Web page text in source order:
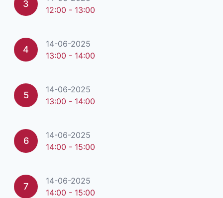
3
12:00 - 13:00
4
14-06-2025
13:00 - 14:00
5
14-06-2025
13:00 - 14:00
6
14-06-2025
14:00 - 15:00
7
14-06-2025
14:00 - 15:00